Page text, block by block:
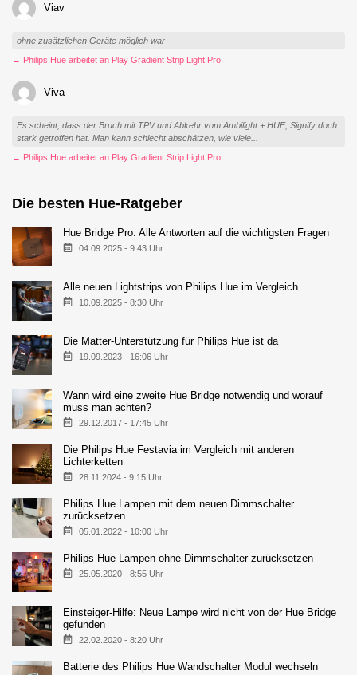
Viav
ohne zusätzlichen Geräte möglich war
→ Philips Hue arbeitet an Play Gradient Strip Light Pro
Viva
Es scheint, dass der Bruch mit TPV und Abkehr vom Ambilight + HUE, Signify doch
stark getroffen hat. Man kann schlecht abschätzen, wie viele...
→ Philips Hue arbeitet an Play Gradient Strip Light Pro
Die besten Hue-Ratgeber
Hue Bridge Pro: Alle Antworten auf die wichtigsten Fragen
04.09.2025 - 9:43 Uhr
Alle neuen Lightstrips von Philips Hue im Vergleich
10.09.2025 - 8:30 Uhr
Die Matter-Unterstützung für Philips Hue ist da
19.09.2023 - 16:06 Uhr
Wann wird eine zweite Hue Bridge notwendig und worauf
muss man achten?
29.12.2017 - 17:45 Uhr
Die Philips Hue Festavia im Vergleich mit anderen
Lichterketten
28.11.2024 - 9:15 Uhr
Philips Hue Lampen mit dem neuen Dimmschalter
zurücksetzen
05.01.2022 - 10:00 Uhr
Philips Hue Lampen ohne Dimmschalter zurücksetzen
25.05.2020 - 8:55 Uhr
Einsteiger-Hilfe: Neue Lampe wird nicht von der Hue Bridge
gefunden
22.02.2020 - 8:20 Uhr
Batterie des Philips Hue Wandschalter Modul wechseln